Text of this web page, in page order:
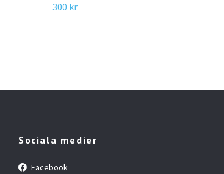
300 kr
Sociala medier
Facebook